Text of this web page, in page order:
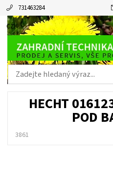
731463284
CZK
HECHT
POD
3861